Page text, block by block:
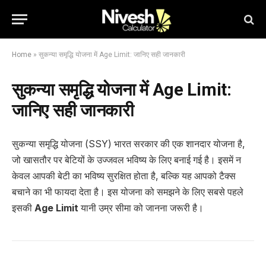
Home » सुकन्या समृद्धि योजना में Age Limit: जानिए सही जानकारी
सुकन्या समृद्धि योजना में Age Limit:
जानिए सही जानकारी
सुकन्या समृद्धि योजना (SSY) भारत सरकार की एक शानदार योजना है,
जो खासतौर पर बेटियों के उज्जवल भविष्य के लिए बनाई गई है। इसमें न
केवल आपकी बेटी का भविष्य सुरक्षित होता है, बल्कि यह आपको टैक्स
बचाने का भी फायदा देता है। इस योजना को समझने के लिए सबसे पहले
इसकी Age Limitयानी उम्र सीमा को जानना जरूरी है।